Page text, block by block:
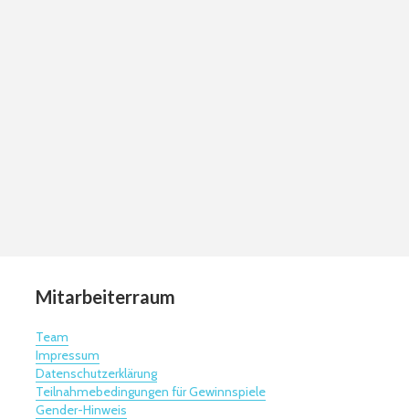
Mitarbeiterraum
Team
Impressum
Datenschutzerklärung
Teilnahmebedingungen für Gewinnspiele
Gender-Hinweis